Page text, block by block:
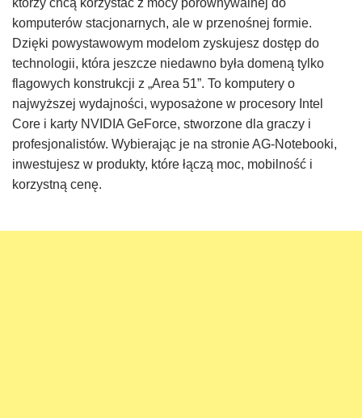
komputerów stacjonarnych, ale w przenośnej formie.
Dzięki powystawowym modelom zyskujesz dostęp do
technologii, która jeszcze niedawno była domeną tylko
flagowych konstrukcji z „Area 51”. To komputery o
najwyższej wydajności, wyposażone w procesory Intel
Core i karty NVIDIA GeForce, stworzone dla graczy i
profesjonalistów. Wybierając je na stronie AG-Notebooki,
inwestujesz w produkty, które łączą moc, mobilność i
korzystną cenę.